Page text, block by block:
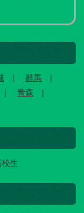
群馬
青森
生